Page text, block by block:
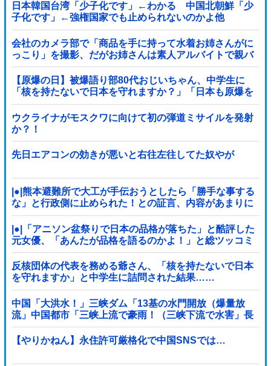
日本韓国台湾「少子化です」←わかる 中国北朝鮮「少
子化です」←強権国家でも止められないのかよ他
会社のカメラ部で「商品を手に持って水着お姉さんがに
っこり」を撮影、だがお姉さんは素人アルバイトで親バ
レした結果……
【原爆の日】被爆語り部80代おじいちゃん、中学生に
「核を持たないで日本を守れますか？」「日本も原爆を
持たないと負ける！」と言われ絶句 ………
ウクライナがモスクワに向けて初の弾道ミサイルを発射
か？！
先日エアコンの効きが悪いと右往左往してた奴やが
|●|熊本避難所で大工が手伝おうとしたら「勝手な事する
な」と行政側に止められた！との証言、内容があまりに
胡散臭すぎた結果……
|●|「アニソン盆祭りで日本の品格が落ちた」と酷評した
元女優、「あんたが品格を語るのかよ！」と総ツッコミ
を食らってしまい……
反核団体の代表を務める爺さん、「核を持たないで日本
を守れますか」と中学生に詰問された結果……
中国「大洪水！」三峡ダム「13基の水門開放（爆量放
流」中国都市「三峡上流で豪雨！（三峡下流で水害」長
江と黄河「同時氾濫危機」台風13号「中国本土...
【やりかねん】永住許可厳格化で中国SNSでは…